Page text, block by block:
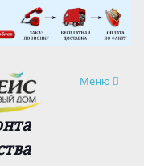
Навигация
Меню
×